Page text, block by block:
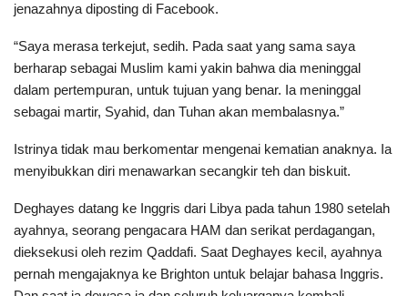
jenazahnya diposting di Facebook.
“Saya merasa terkejut, sedih. Pada saat yang sama saya
berharap sebagai Muslim kami yakin bahwa dia meninggal
dalam pertempuran, untuk tujuan yang benar. Ia meninggal
sebagai martir, Syahid, dan Tuhan akan membalasnya.”
Istrinya tidak mau berkomentar mengenai kematian anaknya. Ia
menyibukkan diri menawarkan secangkir teh dan biskuit.
Deghayes datang ke Inggris dari Libya pada tahun 1980 setelah
ayahnya, seorang pengacara HAM dan serikat perdagangan,
dieksekusi oleh rezim Qaddafi. Saat Deghayes kecil, ayahnya
pernah mengajaknya ke Brighton untuk belajar bahasa Inggris.